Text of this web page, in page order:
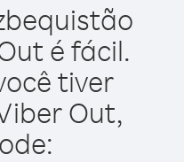
é fácil.
tiver
Out,